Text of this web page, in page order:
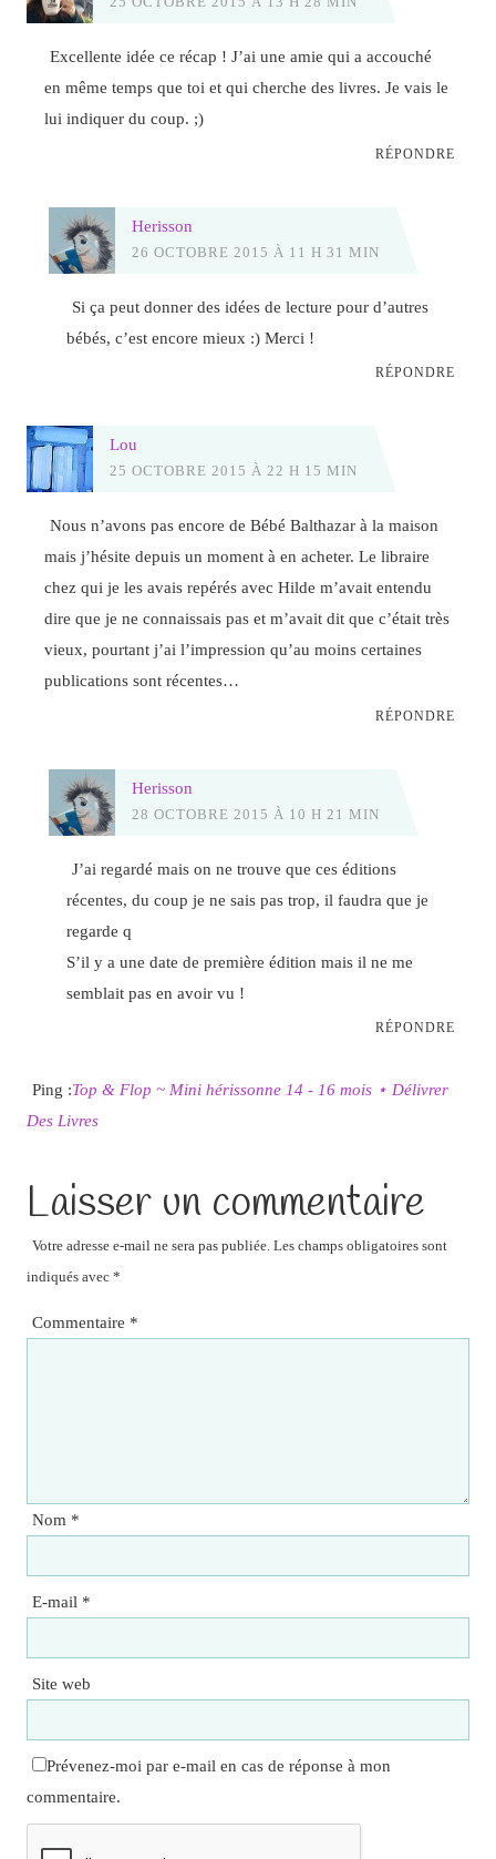
Excellente idée ce récap ! J’ai une amie qui a accouché
en même temps que toi et qui cherche des livres. Je vais le
lui indiquer du coup. ;)
RÉPONDRE
Herisson
26 OCTOBRE 2015 À 11 H 31 MIN
Si ça peut donner des idées de lecture pour d’autres
bébés, c’est encore mieux :) Merci !
RÉPONDRE
Lou
25 OCTOBRE 2015 À 22 H 15 MIN
Nous n’avons pas encore de Bébé Balthazar à la maison
mais j’hésite depuis un moment à en acheter. Le libraire
chez qui je les avais repérés avec Hilde m’avait entendu
dire que je ne connaissais pas et m’avait dit que c’était très
vieux, pourtant j’ai l’impression qu’au moins certaines
publications sont récentes…
RÉPONDRE
Herisson
28 OCTOBRE 2015 À 10 H 21 MIN
J’ai regardé mais on ne trouve que ces éditions
récentes, du coup je ne sais pas trop, il faudra que je
regarde q
S’il y a une date de première édition mais il ne me
semblait pas en avoir vu !
RÉPONDRE
Ping :Top & Flop ~ Mini hérissonne 14 - 16 mois ⋆ Délivrer
Des Livres
Laisser un commentaire
Votre adresse e-mail ne sera pas publiée. Les champs obligatoires sont
indiqués avec *
Commentaire *
Nom *
E-mail *
Site web
Prévenez-moi par e-mail en cas de réponse à mon
commentaire.